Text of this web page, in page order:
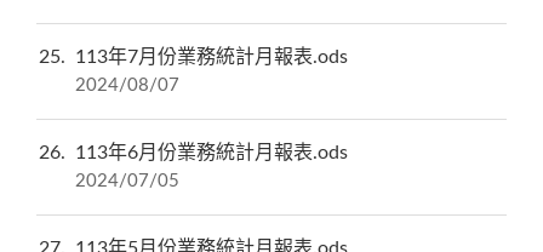
25 113年7月份業務統計月報表.ods
2024/08/07
26 113年6月份業務統計月報表.ods
2024/07/05